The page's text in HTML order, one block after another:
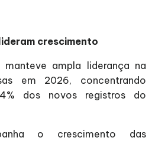
crescimento
ampla liderança na
em 2026, concentrando
dos novos registros do
o crescimento das